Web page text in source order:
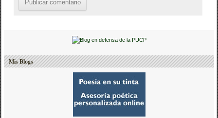
Mis Blogs